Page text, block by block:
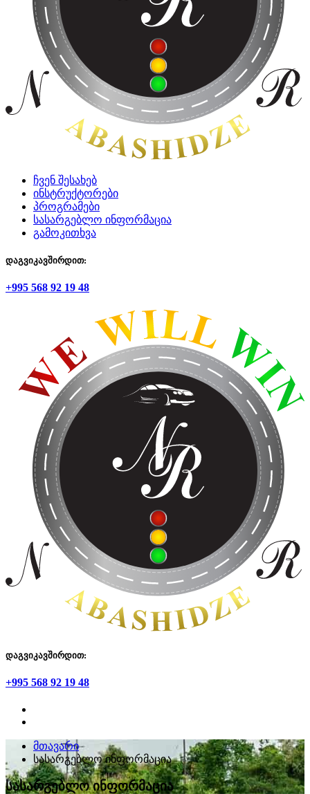
ჩვენ შესახებ
ინსტრუქტორები
პროგრამები
სასარგებლო ინფორმაცია
გამოკითხვა
დაგვიკავშირდით:
+995 568 92 19 48
დაგვიკავშირდით:
+995 568 92 19 48
მთავარი
სასარგებლო ინფორმაცია
სასარგებლო ინფორმაცია